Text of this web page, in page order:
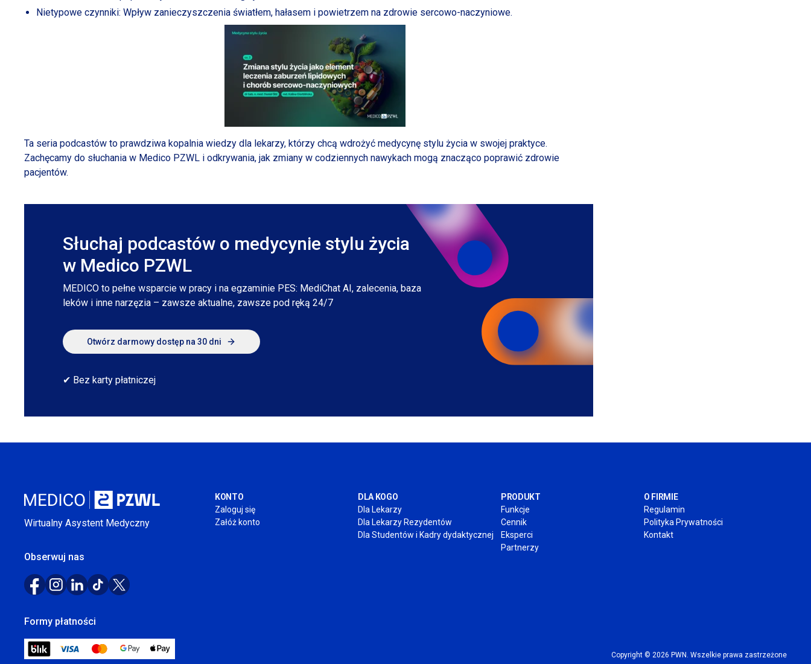
Nietypowe czynniki: Wpływ zanieczyszczenia światłem, hałasem i powietrzem na zdrowie sercowo-naczyniowe.
Ta seria podcastów to prawdziwa kopalnia wiedzy dla lekarzy, którzy chcą wdrożyć medycynę stylu życia w swojej praktyce.
Zachęcamy do słuchania w Medico PZWL i odkrywania, jak zmiany w codziennych nawykach mogą znacząco poprawić zdrowie
pacjentów.
Słuchaj podcastów o medycynie stylu życia
w Medico PZWL
MEDICO to pełne wsparcie w pracy i na egzaminie PES: MediChat AI, zalecenia, baza
leków i inne narzęzia – zawsze aktualne, zawsze pod ręką 24/7
Otwórz darmowy dostęp na 30 dni
✔ Bez karty płatniczej
Wirtualny Asystent Medyczny
Obserwuj nas
Formy płatności
KONTO
Zaloguj się
Załóż konto
DLA KOGO
Dla Lekarzy
Dla Lekarzy Rezydentów
Dla Studentów i Kadrydydaktycznej
PRODUKT
Funkcje
Cennik
Eksperci
Partnerzy
O FIRMIE
Regulamin
Polityka Prywatności
Kontakt
Copyright © 2026 PWN. Wszelkie prawa zastrzeżone